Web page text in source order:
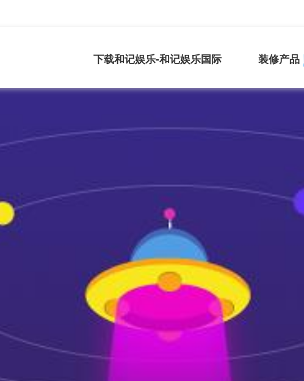
下载和记娱乐-和记娱乐国际 装修产品